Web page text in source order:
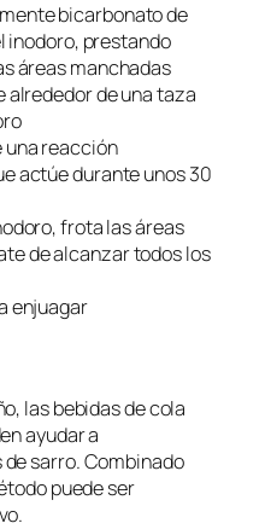
bicarbonato de
inodoro, prestando
áreas manchadas
de una taza
una reacción
actúe durante unos 30
frota las áreas
de alcanzar todos los
enjuagar
las bebidas de cola
ayudar a
sarro. Combinado
puede ser